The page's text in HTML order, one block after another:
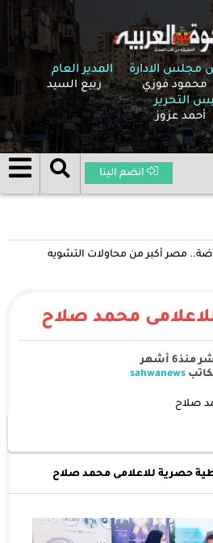
مجلس الادارة
محمود فوزي
المدير العام
ربيع السيد
التحرير
أحمد عزوز
انضم الينا
مصر أكبر من محاولات التشويه
محمد صلاح
أشهر
sahwanews
حصرية للاعلامى محمد صلاح